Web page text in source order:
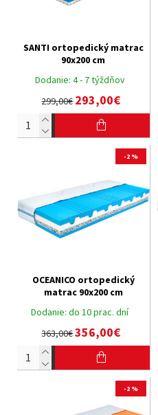
Dodanie: 4 - 7 týždňov
SANTI ortopedický matrac
90x200 cm
299,00€293,00€
-2 %
Dodanie: do 10 prac. dní
OCEANICO ortopedický
matrac 90x200 cm
363,00€356,00€
-2 %